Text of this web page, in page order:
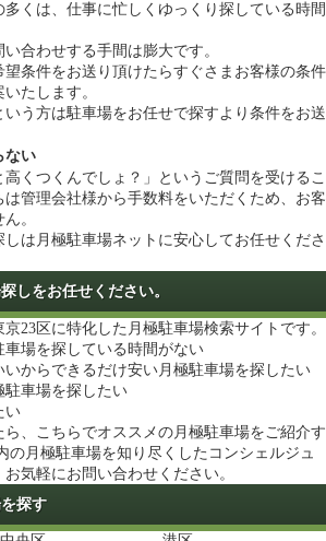
くは、仕事に忙しくゆっくり探している時間
合わせする手間は膨大です。
望条件をお送り頂けたらすぐさまお客様の条件
たします。
いう方は駐車場をお任せで探すより条件をお送
ない
高くつくんでしょ？」というご質問を受けるこ
は管理会社様から手数料をいただくため、お客
。
は月極駐車場ネットに安心してお任せくださ
しをお任せください。
23区に特化した月極駐車場検索サイトです。
車場を探している時間がない
いからできるだけ安い月極駐車場を探したい
駐車場を探したい
い
、こちらでオススメの月極駐車場をご紹介す
の月極駐車場を知り尽くしたコンシェルジュ
気軽にお問い合わせください。
探す